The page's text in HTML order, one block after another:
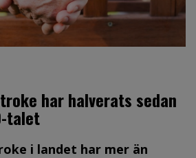
har halverats sedan
talet
i landet har mer än